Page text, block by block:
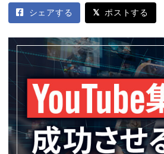
シェアする ポストする